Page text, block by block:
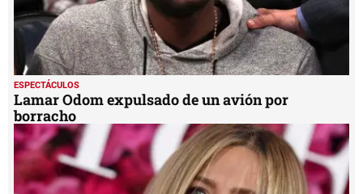
ESPECTÁCULOS
Lamar Odom expulsado de un avión por
borracho